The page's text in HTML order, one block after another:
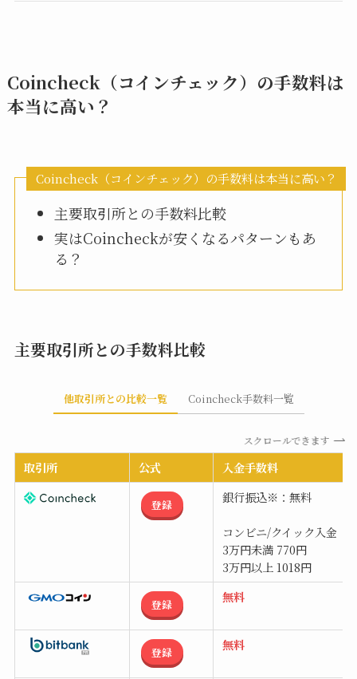
Coincheck（コインチェック）の手数料は
本当に高い？
Coincheck（コインチェック）の手数料は本当に高い？
主要取引所との手数料比較
実はCoincheckが安くなるパターンもあ
る？
主要取引所との手数料比較
他取引所との比較一覧 Coincheck手数料一覧
スクロールできます
取引所 公式 入金手数料
登録 銀行振込※：無料
コンビニ/クイック入金
3万円未満 770円
3万円以上 1018円
登録 無料
登録 無料